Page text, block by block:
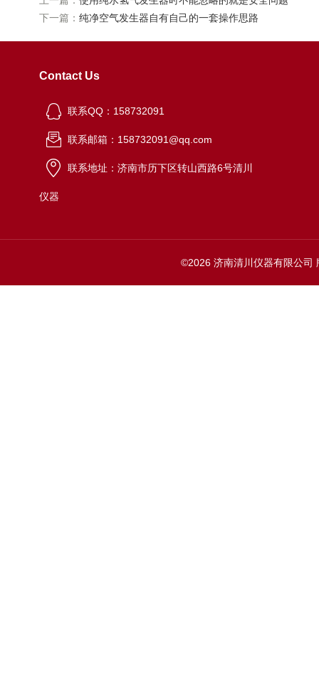
下一篇： 纯净空气发生器自有自己的一套操作思路
Contact Us
联系QQ：158732091
联系邮箱：158732091@qq.com
联系地址：济南市历下区转山西路6号清川
仪器
©2026 济南清川仪器有限公